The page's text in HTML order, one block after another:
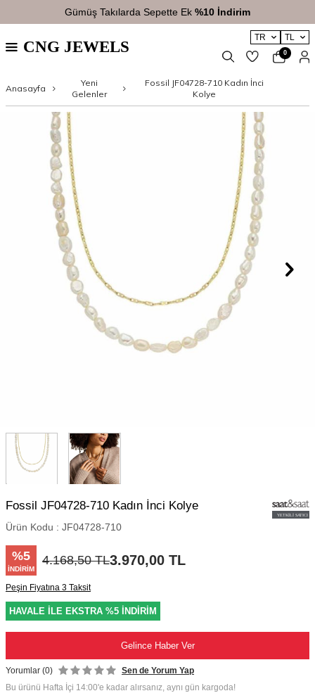
Gümüş Takılarda Sepette Ek %10 İndirim
TR TL
CNG JEWELS 0
Anasayfa
Yeni
Gelenler
Fossil JF04728-710 Kadın İnci
Kolye
Fossil JF04728-710 Kadın İnci Kolye
Ürün Kodu : JF04728-710
%5
İNDIRIM
4.168,50TL3.970,00 TL
Peşin Fiyatına 3 Taksit
HAVALE İLE EKSTRA %5 İNDİRİM
Gelince Haber Ver
Yorumlar (0)
Sen de Yorum Yap
Bu ürünü Hafta İçi 14:00'e kadar alırsanız, aynı gün kargoda!